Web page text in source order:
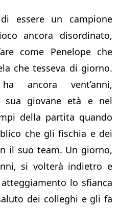
essere un campione
ancora disordinato,
come Penelope che
che tesseva di giorno.
ancora vent’anni,
sua giovane età e nel
della partita quando
che gli fischia e dei
il suo team. Un giorno,
si volterà indietro e
lo sfianca
dei colleghi e gli fa